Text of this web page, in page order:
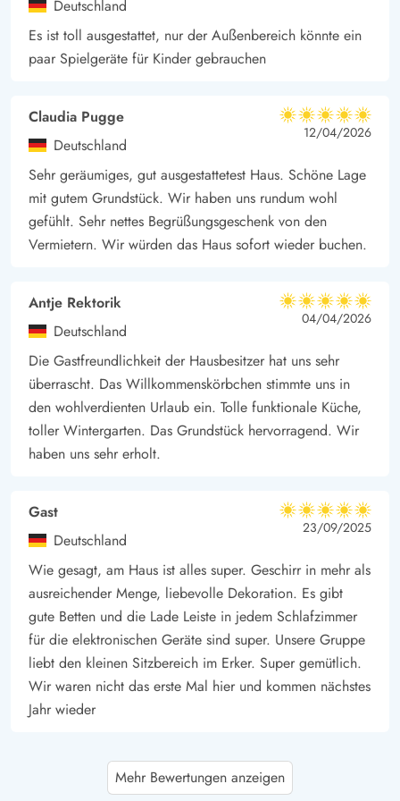
Die Terrasse ist in 2 Bereiche unterteilt: eine offene Terrasse,
die sich hervorragend für ein Frühstück im Freien oder
Terrasse, die Schutz vor Wind bietet und zum Verweilen
einlädt. Ein Grill steht für gesellige Barbecue-Abende bereit,
bei denen ihr gemeinsam mit Familie und Freunden den Tag
ausklingen lassen könnt.
Für die kleinen Gäste gibt es im Garten eine Schaukel und
einen Sandkasten, die für Abwechslung und Spielspaß sorgen.
in der Nähe entspannen. Eure Hunde sind ebenfalls
willkommen und werden die weitläufige Fläche zum
Praktische Lage in Jegum Ferieland
Nur etwa 11 Km von eurem Ferienhaus entfernt erwartet euch
die atemberaubende Küste mit einem weitläufigen Sandstrand.
Dieser Strandabschnitt ist perfekt geeignet für einen Tag am
in der Sonne entspannen könnt. Die Nähe zum Strand macht
es leicht, spontane Ausflüge zum Wasser zu unternehmen und
die Schönheit der dänischen Küste in vollen Zügen zu
genießen.
In unmittelbarer Nähe zum Ferienhaus, nur etwa 450 m
entfernt, befinden sich Einkaufsmöglichkeiten, die alle
wichtigen Produkte für euren Aufenthalt bereithalten.
Deutschland
Es ist toll ausgestattet, nur der Außenbereich könnte ein
paar Spielgeräte für Kinder gebrauchen
Claudia Pugge
Deutschland
5 von 5
5 von 5
5 out of 5
12/04/2026
Sehr geräumiges, gut ausgestattetest Haus. Schöne Lage
mit gutem Grundstück. Wir haben uns rundum wohl
gefühlt. Sehr nettes Begrüßungsgeschenk von den
Vermietern. Wir würden das Haus sofort wieder buchen.
Antje Rektorik
Deutschland
5 von 5
5 von 5
5 out of 5
04/04/2026
Die Gastfreundlichkeit der Hausbesitzer hat uns sehr
überrascht. Das Willkommenskörbchen stimmte uns in
den wohlverdienten Urlaub ein. Tolle funktionale Küche,
toller Wintergarten. Das Grundstück hervorragend. Wir
haben uns sehr erholt.
Gast
Deutschland
5 von 5
5 von 5
5 out of 5
23/09/2025
Wie gesagt, am Haus ist alles super. Geschirr in mehr als
ausreichender Menge, liebevolle Dekoration. Es gibt
gute Betten und die Lade Leiste in jedem Schlafzimmer
für die elektronischen Geräte sind super. Unsere Gruppe
liebt den kleinen Sitzbereich im Erker. Super gemütlich.
Wir waren nicht das erste Mal hier und kommen nächstes
Jahr wieder
Gerhard Kohberg
Deutschland
5 von 5
5 out of 5
Mehr Bewertungen anzeigen